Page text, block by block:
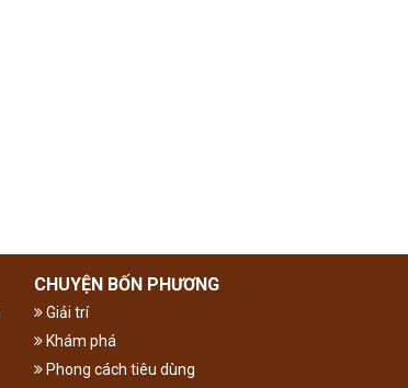
CHUYỆN BỐN PHƯƠNG
Giải trí
Khám phá
Phong cách tiêu dùng